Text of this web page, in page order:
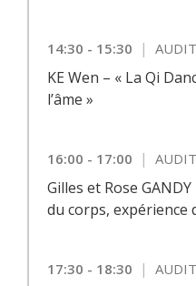
14:30 - 15:30 |
KE Wen – « La Qi
l’âme »
16:00 - 17:00 |
Gilles et Rose
du corps, expérience
17:30 - 18:30 |